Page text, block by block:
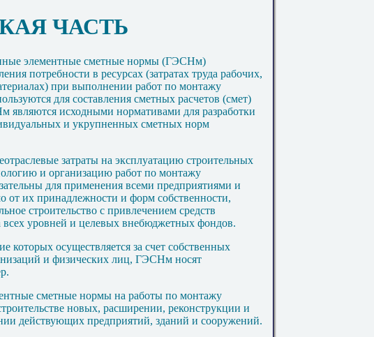
ЧАСТЬ
элементные сметные нормы (ГЭСНм)
потребности в ресурсах (затратах труда рабочих,
при выполнении работ по монтажу
для составления сметных расчетов (смет)
являются исходными нормативами для разработки
и укрупненных сметных норм
затраты на эксплуатацию строительных
и организацию работ по монтажу
для применения всеми предприятиями и
от их принадлежности и форм собственности,
строительство с привлечением средств
всех уровней и целевых внебюджетных фондов.
которых осуществляется за счет собственных
и физических лиц, ГЭСНм носят
сметные нормы на работы по монтажу
новых, расширении, реконструкции и
действующих предприятий, зданий и сооружений.